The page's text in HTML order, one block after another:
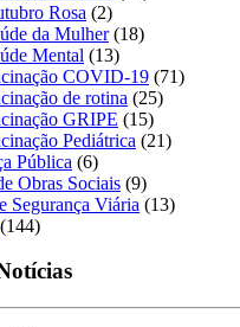
Rosa (2)
da Mulher(18)
Mental (13)
COVID-19 (71)
de rotina (25)
GRIPE (15)
Pediátrica (21)
Pública (6)
Obras Sociais (9)
Segurança Viária (13)
(144)